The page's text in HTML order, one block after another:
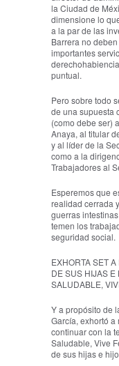
la Ciudad de
dimensione lo
a la par de las
Barrera no
importantes
puntual.
Pero sobre todo
de una supuesta
(como debe ser)
Anaya, al titular
y al líder de la
como a la
Trabajadores al
Esperemos que
realidad cerrada
guerras
temen los
seguridad social.
EXHORTA SET
DE SUS HIJAS E
SALUDABLE,
Y a propósito de
García, exhortó a
continuar con la
Saludable, Vive
de sus hijas e